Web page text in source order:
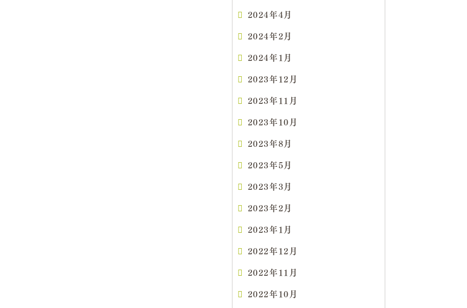
2024年4月
2024年2月
2024年1月
2023年12月
2023年11月
2023年10月
2023年8月
2023年5月
2023年3月
2023年2月
2023年1月
2022年12月
2022年11月
2022年10月